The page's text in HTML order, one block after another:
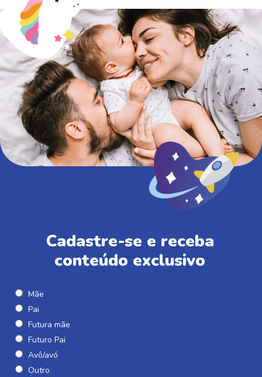
Cadastre-se e receba
conteúdo exclusivo
Mãe
Pai
Futura mãe
Futuro Pai
Avô/avó
Outro